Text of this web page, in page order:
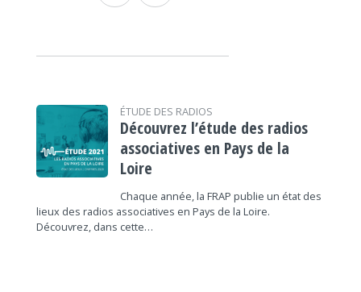
ÉTUDE DES RADIOS
Découvrez l’étude des radios
associatives en Pays de la
Loire
Chaque année, la FRAP publie un état des
lieux des radios associatives en Pays de la Loire.
Découvrez, dans cette…